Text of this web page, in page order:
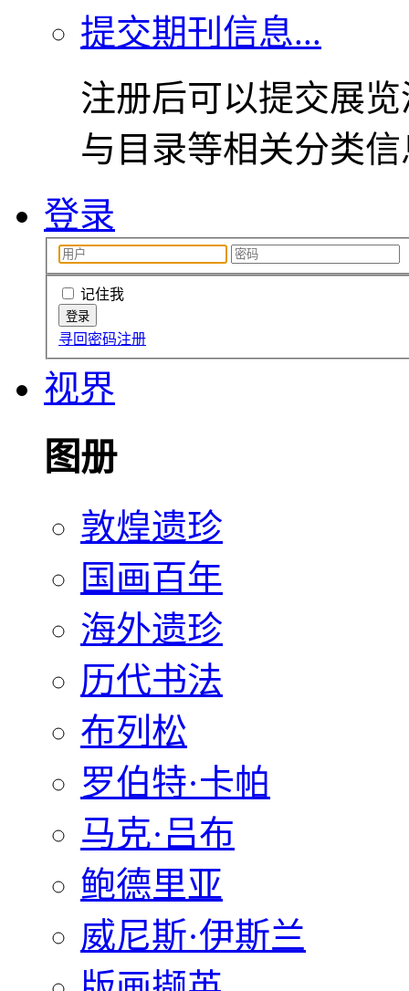
提交期刊信息...
注册后可以提交展
与目录等相关分类
登录
记住我
寻回密码注册
视界
图册
敦煌遗珍
国画百年
海外遗珍
历代书法
布列松
罗伯特·卡帕
马克·吕布
鲍德里亚
威尼斯·伊斯兰